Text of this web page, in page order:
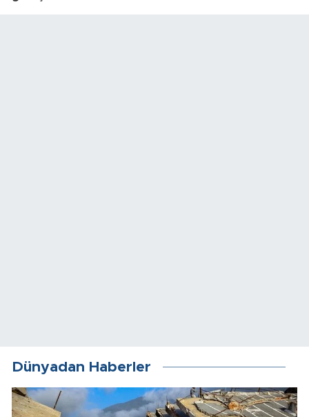
Dünyadan Haberler